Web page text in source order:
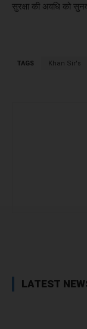
सुरक्षा की अवधि को
TAGS Khan Sir's
LATEST